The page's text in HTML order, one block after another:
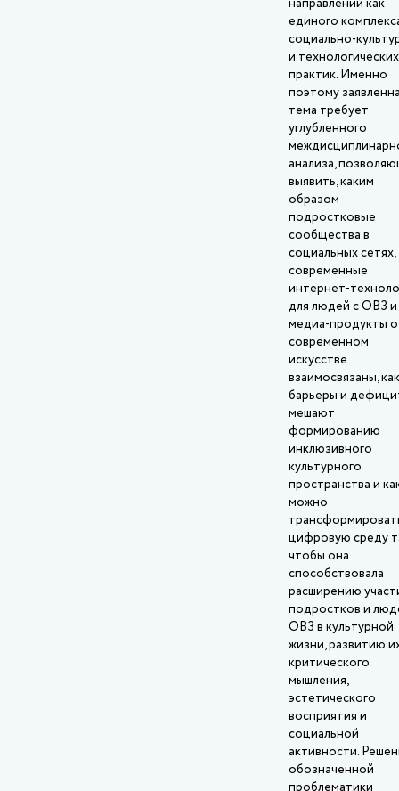
направлений как
единого
и технологических
практик. Именно
поэтому
тема требует
углубленного
анализа,
выявить, каким
образом
подростковые
сообщества в
социальных сетях,
современные
для людей с ОВЗ и
медиа‑продукты о
современном
искусстве
взаимосвязаны,
барьеры и
мешают
формированию
инклюзивного
культурного
пространства и
можно
цифровую среду
чтобы она
способствовала
расширению
подростков и
ОВЗ в культурной
жизни, развитию
критического
мышления,
эстетического
восприятия и
социальной
активности.
обозначенной
проблематики